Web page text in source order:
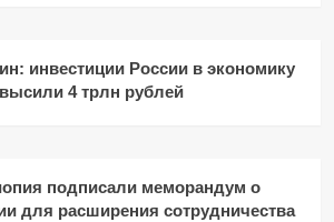
инвестиции России в экономику
4 трлн рублей
подписали меморандум о
для расширения сотрудничества